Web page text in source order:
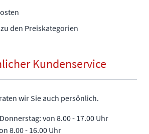
den Preiskategorien
Kundenservice
wir Sie auch persönlich.
von 8.00 - 17.00 Uhr
8.00 - 16.00 Uhr